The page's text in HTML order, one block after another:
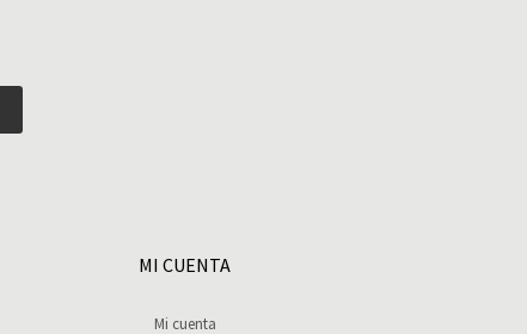
MI CUENTA
Mi cuenta